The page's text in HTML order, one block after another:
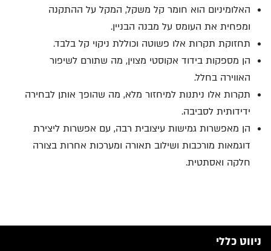
האלומיניום הוא חומר קל משקל, המקל על ההתקנה
ומפחית את העומס על מבנה הבניין.
תחזוקת תקרות אלו פשוטה וכוללת ניקוי קל בלבד.
הן מספקות בידוד אקוסטי מצוין, מה שתורם לשיפור
האווירה בחלל.
תקרות אלו ניתנות למיחזור מלא, מה שהופך אותן לבחירה
ידידותית לסביבה.
הן מאפשרות גמישות עיצובית רבה, עם אפשרות ליצירת
דוגמאות מורכבות ושילוב תאורה ומערכות אחרות בצורה
חלקה ואסתטית.
ניווט כללי